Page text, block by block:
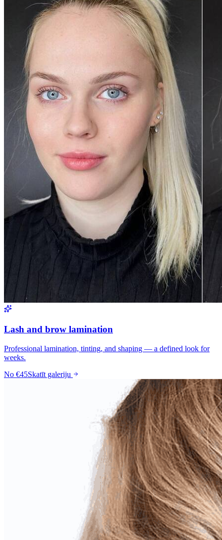
Lash and brow lamination
Professional lamination, tinting, and shaping — a defined look for
weeks.
No €45Skatīt galeriju